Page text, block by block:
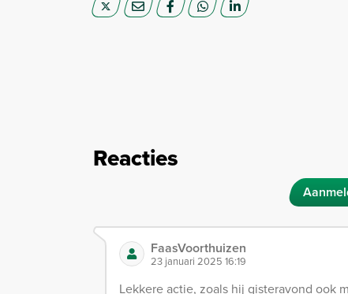
Reacties
FaasVoorthuizen
23 januari 2025 16:19
Lekkere actie, zoals hij gisteravond ook